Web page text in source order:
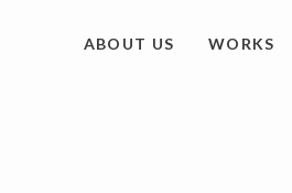
ABOUT US WORKS